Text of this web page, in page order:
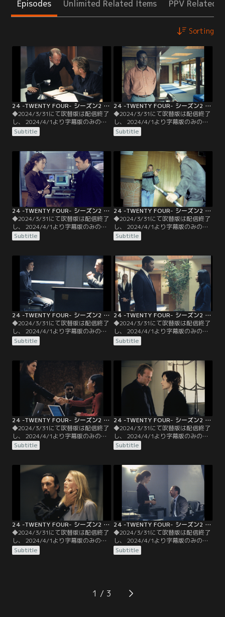
Episodes Unlimited Related Items PPV Related
Sorting
24 -TWENTY FOUR- シーズン2 第01話／字幕
◆2024/3/31にて吹替版は配信終了
し、 2024/4/1より字幕版のみの配
信となります。予めご了承くださ
い。◆字幕／第01話 Day2 8：00
の休暇を息子と楽しんでいたパーマ
ー大統領は1本の電話によって司令
部へと急行する。
Subtitle
24 -TWENTY FOUR- シーズン2 第02話／字幕
◆2024/3/31にて吹替版は配信終了
し、 2024/4/1より字幕版のみの配
信となります。予めご了承くださ
い。◆字幕／第02話 Day2 9：00
は急ピッチでテログループのメンバ
ーの特定が進められていた。すると
ジャックが以前潜入捜査した連中が
浮かび上がる。
Subtitle
24 -TWENTY FOUR- シーズン2 第03話／字幕
◆2024/3/31にて吹替版は配信終了
し、 2024/4/1より字幕版のみの配
信となります。予めご了承くださ
い。◆字幕／第03話 Day2 10：00
はない大量の爆弾をバンに積みエデ
ィ達が向かった先はなんとCTU！厳
しいセキュリティーを巧妙に潜り抜
けて連中は建物への侵入を果たす。
Subtitle
24 -TWENTY FOUR- シーズン2 第04話／字幕
◆2024/3/31にて吹替版は配信終了
し、 2024/4/1より字幕版のみの配
信となります。予めご了承くださ
い。◆字幕／第04話 Day2 11：00
ではトニーの機転で、爆発寸前に避
難をするが間に合わず、死者まで出
す大惨事となった。CTUが爆破の標
的になっていることを知りなが
ら…。
Subtitle
24 -TWENTY FOUR- シーズン2 第05話／字幕
◆2024/3/31にて吹替版は配信終了
し、 2024/4/1より字幕版のみの配
信となります。予めご了承くださ
い。◆字幕／第05話 Day2 12：00
中で復旧作業が始まったCTUに、ニ
ーナが移送されてくる。復讐に燃え
るジャックが危険だと判断したメイ
ソンは、なんとか遠ざけようとする
Subtitle
24 -TWENTY FOUR- シーズン2 第06話／字幕
◆2024/3/31にて吹替版は配信終了
し、 2024/4/1より字幕版のみの配
信となります。予めご了承くださ
い。◆字幕／第06話 Day2 1：00
に恩赦が認められたニーナはふてぶ
てしく開き直るが、ジャックの巧み
な尋問で主犯格ファヒーンの居所を
吐く。
Subtitle
24 -TWENTY FOUR- シーズン2 第07話／字幕
◆2024/3/31にて吹替版は配信終了
し、 2024/4/1より字幕版のみの配
信となります。予めご了承くださ
い。◆字幕／第07話 Day2 2：00
のアジトがあるビサリアへ着いたジ
ャックは、ニーナに隠しカメラをつ
けて潜入させ核爆弾のありかを聞き
出すように仕向ける。
Subtitle
24 -TWENTY FOUR- シーズン2 第08話／字幕
◆2024/3/31にて吹替版は配信終了
し、 2024/4/1より字幕版のみの配
信となります。予めご了承くださ
い。◆字幕／第08話 Day2 3：00
ーランドは「核の脅威」をニュース
番組で暴露し、大統領がそれを隠そ
うとしていると報道する。やはり、
裏切り者がいるのか？
Subtitle
24 -TWENTY FOUR- シーズン2 第09話／字幕
◆2024/3/31にて吹替版は配信終了
し、 2024/4/1より字幕版のみの配
信となります。予めご了承くださ
い。◆字幕／第09話 Day2 4：00
襲われる。やむなくニーナの手錠を
Subtitle
24 -TWENTY FOUR- シーズン2 第10話／字幕
◆2024/3/31にて吹替版は配信終了
し、 2024/4/1より字幕版のみの配
信となります。予めご了承くださ
い。◆字幕／第10話 Day2 5：00
ケイトを救出するが、アリはすでに
立ち去った後だった。
Subtitle
1